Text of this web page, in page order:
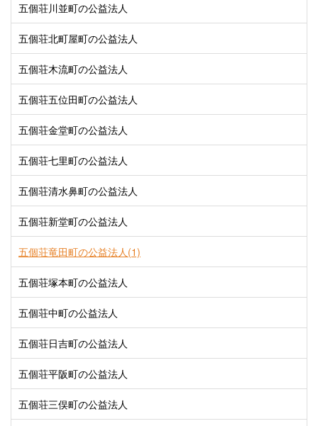
五個荘川並町の公益法人
五個荘北町屋町の公益法人
五個荘木流町の公益法人
五個荘五位田町の公益法人
五個荘金堂町の公益法人
五個荘七里町の公益法人
五個荘清水鼻町の公益法人
五個荘新堂町の公益法人
五個荘竜田町の公益法人(1)
五個荘塚本町の公益法人
五個荘中町の公益法人
五個荘日吉町の公益法人
五個荘平阪町の公益法人
五個荘三俣町の公益法人